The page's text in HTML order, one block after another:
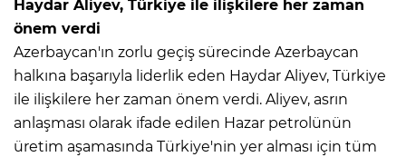
Haydar Aliyev, Türkiye ile ilişkilere her zaman
önem verdi
Azerbaycan'ın zorlu geçiş sürecinde Azerbaycan
halkına başarıyla liderlik eden Haydar Aliyev, Türkiye
ile ilişkilere her zaman önem verdi. Aliyev, asrın
anlaşması olarak ifade edilen Hazar petrolünün
üretim aşamasında Türkiye'nin yer alması için tüm